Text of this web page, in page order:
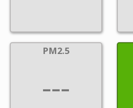
PM2.5
---